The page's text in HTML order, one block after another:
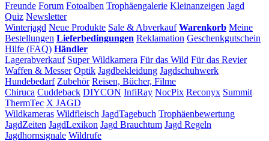
Freunde Forum Fotoalben Trophäengalerie Kleinanzeigen Jagd
Quiz Newsletter
Winterjagd Neue Produkte Sale & Abverkauf Warenkorb Meine
Bestellungen Lieferbedingungen Reklamation Geschenkgutschein
Hilfe (FAQ) Händler
Lagerabverkauf Super Wildkamera Für das Wild Für das Revier
Waffen & Messer Optik Jagdbekleidung Jagdschuhwerk
Hundebedarf Zubehör Reisen, Bücher, Filme
Chiruca Cuddeback DIYCON InfiRay NocPix Reconyx Summit
ThermTec X JAGD
Wildkameras Wildfleisch JagdTagebuch Trophäenbewertung
JagdZeiten JagdLexikon Jagd Brauchtum Jagd Regeln
Jagdhornsignale Wildrufe